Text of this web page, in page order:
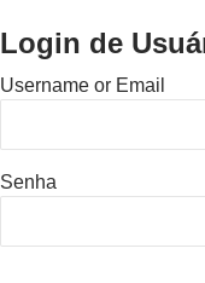
Login de
Username or Email
Senha